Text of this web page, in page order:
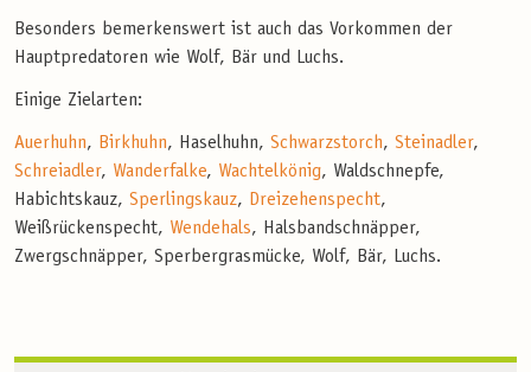
Besonders bemerkenswert ist auch das Vorkommen der
Hauptpredatoren wie Wolf, Bär und Luchs.
Einige Zielarten:
Auerhuhn, Birkhuhn, Haselhuhn, Schwarzstorch, Steinadler,
Schreiadler, Wanderfalke, Wachtelkönig, Waldschnepfe,
Habichtskauz, Sperlingskauz, Dreizehenspecht,
Weißrückenspecht, Wendehals, Halsbandschnäpper,
Zwergschnäpper, Sperbergrasmücke, Wolf, Bär, Luchs.